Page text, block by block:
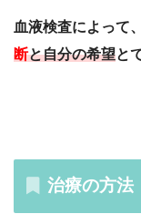
血液検査によって
断と自分の希望と
治療の方法